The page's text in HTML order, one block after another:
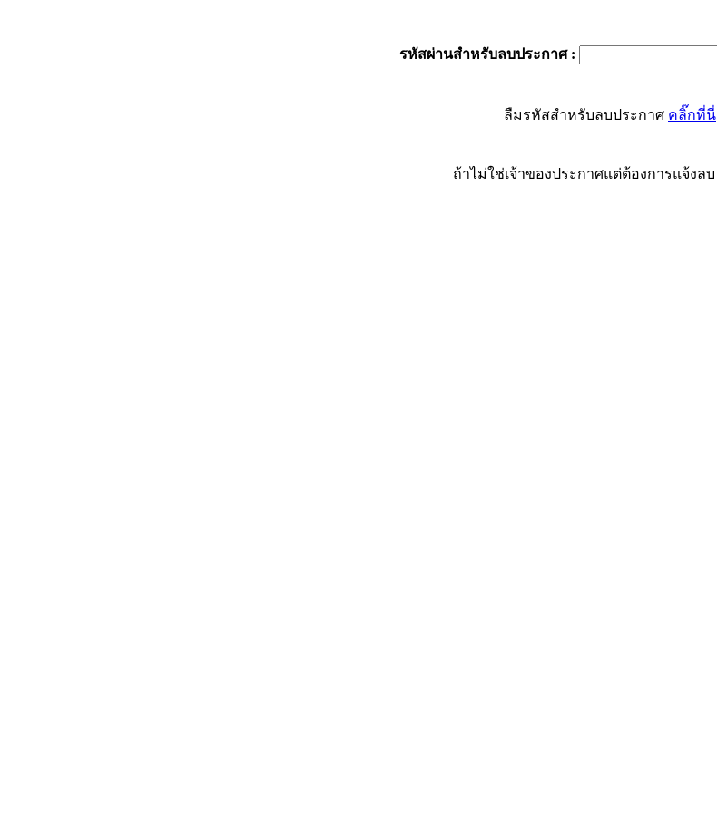
รหัสผ่านสำหรับลบประกาศ:
ลืมรหัสสำหรับลบประกาศ คลิ๊กที่นี่
ถ้าไม่ใช่เจ้าของประกาศแต่ต้องการแจ้งลบ